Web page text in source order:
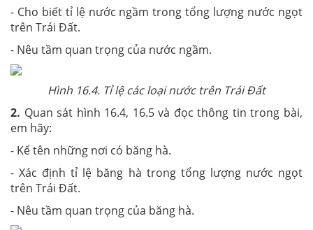
- Cho biết tỉ lệ nước ngầm trong tổng lượng nước ngọt
trên Trái Đất.
- Nêu tầm quan trọng của nước ngầm.
Hình 16.4. Tỉ lệ các loại nước trên Trái Đất
2. Quan sát hình 16.4, 16.5 và đọc thông tin trong bài,
em hãy:
- Kể tên những nơi có băng hà.
- Xác định tỉ lệ băng hà trong tổng lượng nước ngọt
trên Trái Đất.
- Nêu tầm quan trọng của băng hà.